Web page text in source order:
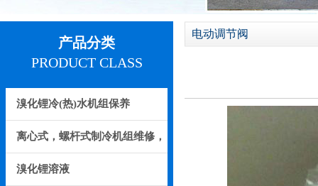
产品分类
PRODUCT CLASS
溴化锂冷(热)水机组保养
离心式，螺杆式制冷机组维修，
保养
溴化锂溶液
电动调节阀